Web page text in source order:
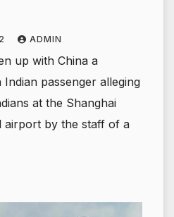
ADMIN
up with China a
passenger alleging
at the Shanghai
airport by the staff of a